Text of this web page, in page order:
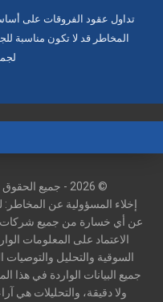
تداول عقود الفروقات على
المخاطر قد لا تكون مناسبة
© 2026 - جميع الحقوق محفوظة لموقع التداول بسهولة.
إخلاء المسؤولية عن
عن أي خسارة من جميع شركات
الاعتماد على المعلومات
السوقية والتحليل
جميع البيانات الواردة في
ولا دقيقة، والتحليلات هي